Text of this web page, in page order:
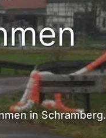
in Schramberg.